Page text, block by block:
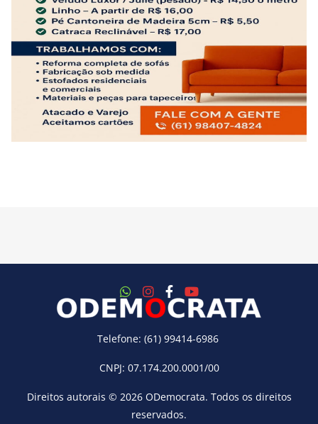
Telefone: (61) 99414-6986
CNPJ: 07.174.200.0001/00
Direitos autorais © 2026 ODemocrata. Todos os direitos
reservados.